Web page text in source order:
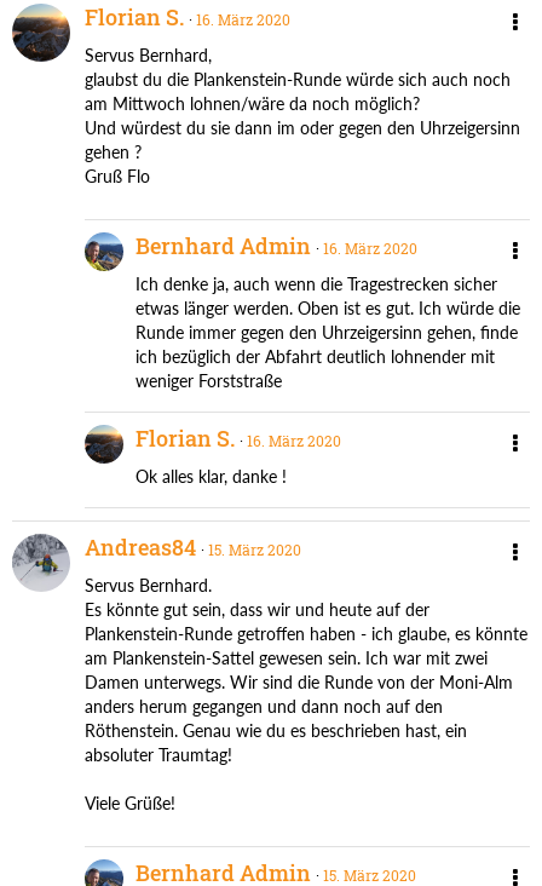
Florian S. 16. März 2020
Servus Bernhard,
glaubst du die Plankenstein-Runde würde sich auch noch
am Mittwoch lohnen/wäre da noch möglich?
Und würdest du sie dann im oder gegen den Uhrzeigersinn
gehen ?
Gruß Flo
Bernhard Admin 16. März 2020
Ich denke ja, auch wenn die Tragestrecken sicher
etwas länger werden. Oben ist es gut. Ich würde die
Runde immer gegen den Uhrzeigersinn gehen, finde
ich bezüglich der Abfahrt deutlich lohnender mit
weniger Forststraße
Florian S. 16. März 2020
Ok alles klar, danke !
Andreas84 15. März 2020
Servus Bernhard.
Es könnte gut sein, dass wir und heute auf der
Plankenstein-Runde getroffen haben - ich glaube, es könnte
am Plankenstein-Sattel gewesen sein. Ich war mit zwei
Damen unterwegs. Wir sind die Runde von der Moni-Alm
anders herum gegangen und dann noch auf den
Röthenstein. Genau wie du es beschrieben hast, ein
absoluter Traumtag!
Viele Grüße!
Bernhard Admin 15. März 2020